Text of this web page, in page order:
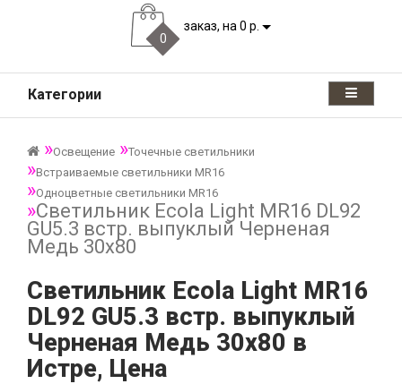
0
заказ, на 0 р.
Категории
Освещение
Точечные светильники
Встраиваемые светильники MR16
Одноцветные светильники MR16
Светильник Ecola Light MR16 DL92
GU5.3 встр. выпуклый Черненая
Медь 30x80
Светильник Ecola Light MR16
DL92 GU5.3 встр. выпуклый
Черненая Медь 30x80 в
Истре, Цена